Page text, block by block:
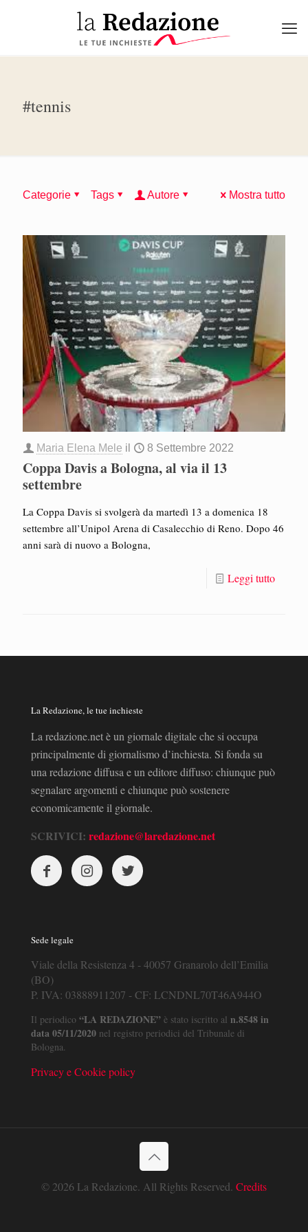
#tennis
Categorie Tags Autore Mostra tutto
Maria Elena Mele il 8 Settembre 2022
Coppa Davis a Bologna, al via il 13
settembre
La Coppa Davis si svolgerà da martedì 13 a domenica 18
settembre all’Unipol Arena di Casalecchio di Reno. Dopo 46
anni sarà di nuovo a Bologna,
Leggi tutto
La Redazione, le tue inchieste
La redazione.net è un giornale digitale che si occupa
principalmente di giornalismo d’inchiesta. Si fonda su
una redazione diffusa e un editore diffuso: chiunque può
segnalare argomenti e chiunque può sostenere
economicamente il giornale.
SCRIVICI: redazione@laredazione.net
Sede legale
Viale della Resistenza 4 - 40057 Granarolo dell’Emilia
(BO)
P. IVA: 03888911207 - CF: LCNDNL70T46A944O
Il periodico “LA REDAZIONE” è stato iscritto al n.8548 in
data 05/11/2020 nel registro periodici del Tribunale di
Bologna.
Privacy e Cookie policy
© 2026 La Redazione. All Rights Reserved. Credits